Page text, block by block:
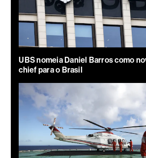
UBS nomeia Daniel Barros como
chief para o Brasil